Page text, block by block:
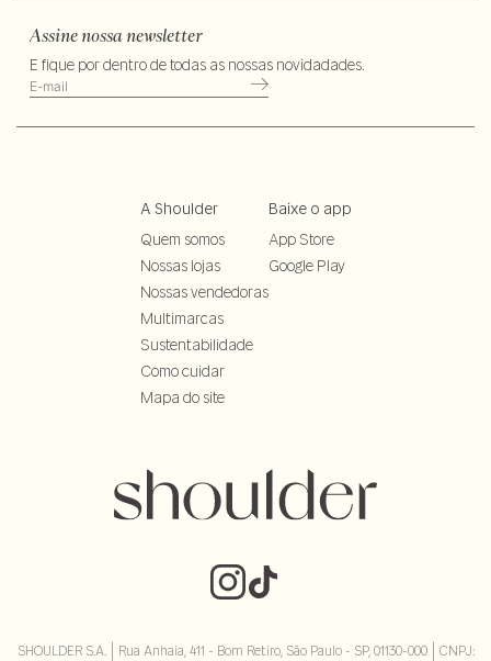
Assine nossa newsletter
E fique por dentro de todas as nossas novidadades.
A Shoulder
Quem somos
Nossas lojas
Nossas vendedoras
Multimarcas
Sustentabilidade
Como cuidar
Mapa do site
Baixe o app
App Store
Google Play
SHOULDER S.A. | Rua Anhaia, 411 - Bom Retiro, São Paulo - SP, 01130-000 | CNPJ: